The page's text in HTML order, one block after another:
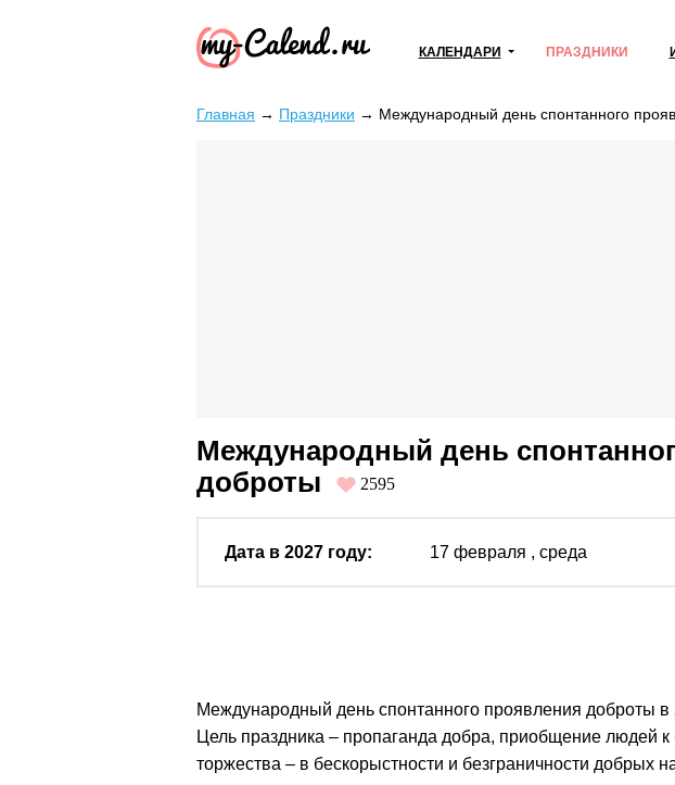
КАЛЕНДАРИ ПРАЗДНИКИ
Главная → Праздники → Международный день спонтанного
Международный день
доброты
2595
Дата в 2027 году: 17 февраля , среда
Международный день спонтанного проявления доброты в
Цель праздника – пропаганда добра, приобщение людей
торжества – в бескорыстности и безграничности добрых